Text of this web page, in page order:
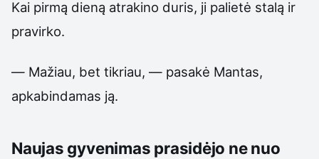
Kai pirmą dieną atrakino duris, ji palietė stalą ir
pravirko.
— Mažiau, bet tikriau, — pasakė Mantas,
apkabindamas ją.
Naujas gyvenimas prasidėjo ne nuo